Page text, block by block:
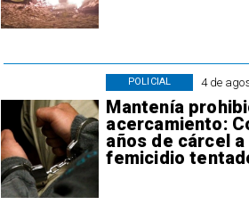
4 de
Mantenía
acercamiento:
años de cárcel
femicidio
POLICIAL